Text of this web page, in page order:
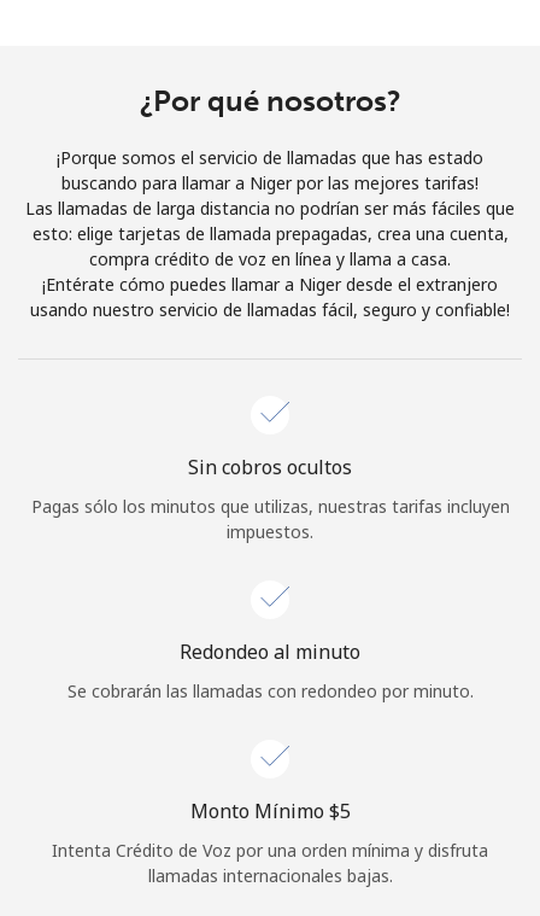
Únete
¡Hola!
Inicia sesión oREGÍSTRATE →
¿Olvidaste tu contraseña? →
o
Continuar con
¿Por qué nosotros?
¡Porque somos el servicio de llamadas que has estado
buscando para llamar a Niger por las mejores tarifas!
Las llamadas de larga distancia no podrían ser más fáciles que
esto: elige tarjetas de llamada prepagadas, crea una cuenta,
compra crédito de voz en línea y llama a casa.
¡Entérate cómo puedes llamar a Niger desde el extranjero
usando nuestro servicio de llamadas fácil, seguro y confiable!
Sin cobros ocultos
Pagas sólo los minutos que utilizas, nuestras tarifas incluyen
impuestos.
Redondeo al minuto
Se cobrarán las llamadas con redondeo por minuto.
Monto Mínimo ⁦$5⁩
Intenta Crédito de Voz por una orden mínima y disfruta
llamadas internacionales bajas.